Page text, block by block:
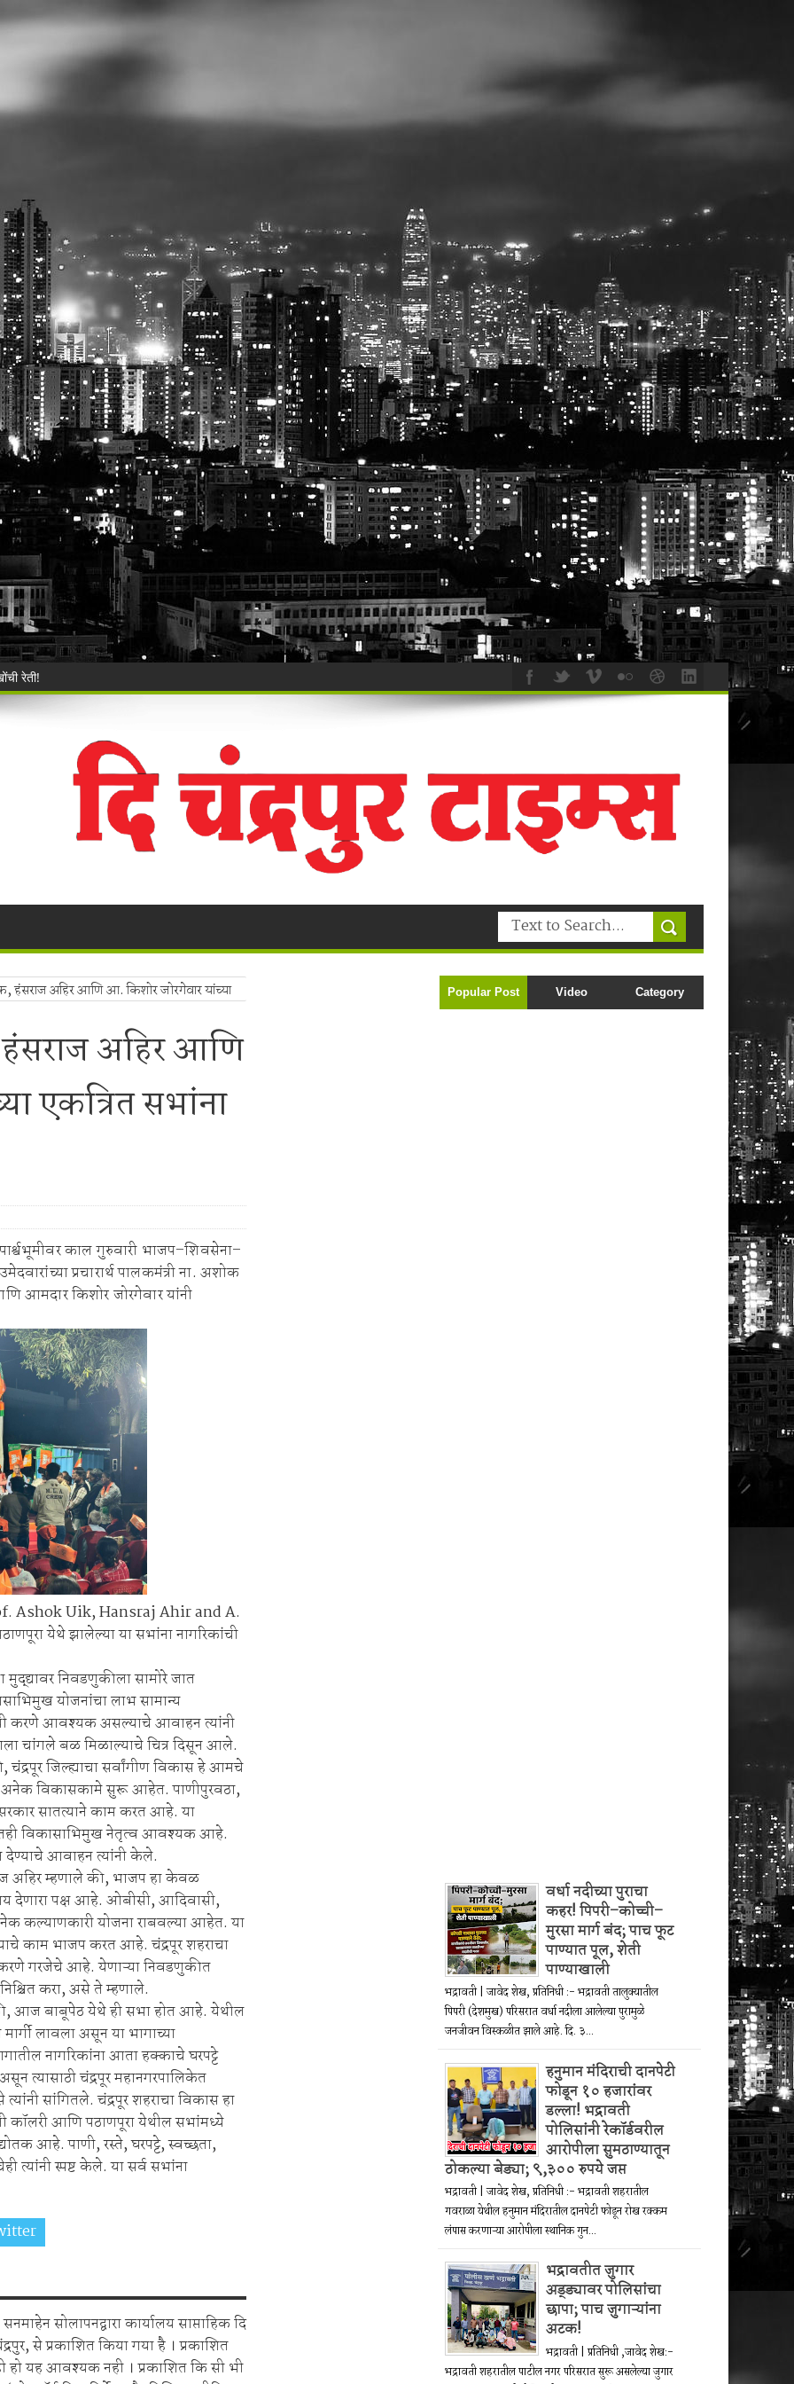
याचे वर गुन्हा दाखल.
ऑनलाइन लॉटरीविरोधात पोलिसांना निवेदन
Deen celebrated in Warora
३५ गोवंशांची सुटका; २२.३५ लाखांचा मुद्देमाल जप्त
वृक्षसंवर्धनाचा प्रेरणादायी संकल्प
Police's explosive action!
भद्रावती पोलिसांनी रेकॉर्डवरील आरोपीला सुमठाण्यातून ठोकल्या बेड्या; ९,३००
बंद; पाच फूट पाण्यात पूल, शेती पाण्याखाली
नुकसान.
प्रहार!
विक्रेत्याच्या घरावर मध्यरात्री धडक; १.१९३ किलो गांजा जप्त, आरोपीला
चंद्रपूरच्या खेळाडूंनी मारली बाजी; पटकावली विविध पदके!
रेती!
हंसराज अहिर आणि आ. किशोर जोरगेवार यांच्या
अहिर आणि
एकत्रित सभांना
काल गुरुवारी भाजप–शिवसेना–
प्रचारार्थ पालकमंत्री ना. अशोक
आमदार किशोर जोरगेवार यांनी
Ashok Uik, Hansraj Ahir and A.
येथे झालेल्या या सभांना नागरिकांची
मुद्द्यावर निवडणुकीला सामोरे जात
योजनांचा लाभ सामान्य
करणे आवश्यक असल्याचे आवाहन त्यांनी
चांगले बळ मिळाल्याचे चित्र दिसून आले.
जिल्ह्याचा सर्वांगीण विकास हे आमचे
अनेक विकासकामे सुरू आहेत. पाणीपुरवठा,
सातत्याने काम करत आहे. या
विकासाभिमुख नेतृत्व आवश्यक आहे.
देण्याचे आवाहन त्यांनी केले.
अहिर म्हणाले की, भाजप हा केवळ
देणारा पक्ष आहे. ओबीसी, आदिवासी,
कल्याणकारी योजना राबवल्या आहेत. या
काम भाजप करत आहे. चंद्रपूर शहराचा
गरजेचे आहे. येणाऱ्या निवडणुकीत
करा, असे ते म्हणाले.
आज बाबूपेठ येथे ही सभा होत आहे. येथील
लावला असून या भागाच्या
नागरिकांना आता हक्काचे घरपट्टे
त्यासाठी चंद्रपूर महानगरपालिकेत
सांगितले. चंद्रपूर शहराचा विकास हा
आणि पठाणपूरा येथील सभांमध्ये
आहे. पाणी, रस्ते, घरपट्टे, स्वच्छता,
त्यांनी स्पष्ट केले. या सर्व सभांना
सोलापनद्वारा कार्यालय साप्ताहिक दि
से प्रकाशित किया गया है । प्रकाशित
हो यह आवश्यक नही । प्रकाशित कि सी भी
Popular Post Video Category
वर्धा नदीच्या पुराचा
कहर! पिपरी–कोच्ची–
मुरसा मार्ग बंद; पाच फूट
पाण्यात पूल, शेती
पाण्याखाली
भद्रावती | जावेद शेख, प्रतिनिधी :- भद्रावती तालुक्यातील
पिपरी (देशमुख) परिसरात वर्धा नदीला आलेल्या पुरामुळे
जनजीवन विस्कळीत झाले आहे. दि. ३...
हनुमान मंदिराची दानपेटी
फोडून १० हजारांवर
डल्ला! भद्रावती
पोलिसांनी रेकॉर्डवरील
आरोपीला सुमठाण्यातून
ठोकल्या बेड्या; ९,३०० रुपये जप्त
भद्रावती | जावेद शेख, प्रतिनिधी :- भद्रावती शहरातील
गवराळा येथील हनुमान मंदिरातील दानपेटी फोडून रोख रक्कम
लंपास करणाऱ्या आरोपीला स्थानिक गुन...
भद्रावतीत जुगार
अड्ड्यावर पोलिसांचा
छापा; पाच जुगाऱ्यांना
अटक!
भद्रावती | प्रतिनिधी ,जावेद शेख:-
भद्रावती शहरातील पाटील नगर परिसरात सुरू असलेल्या जुगार